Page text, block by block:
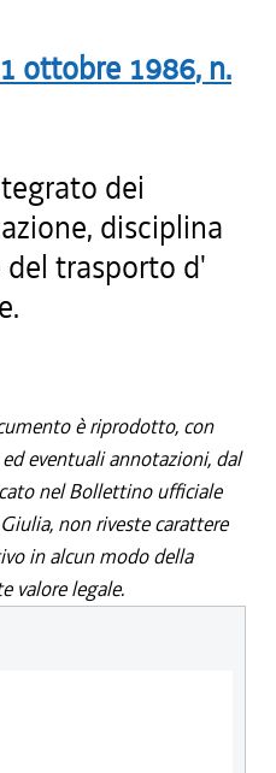
ottobre 1986, n.
dei
disciplina
del trasporto d'
è riprodotto, con
eventuali annotazioni, dal
nel Bollettino ufficiale
non riveste carattere
in alcun modo della
valore legale.